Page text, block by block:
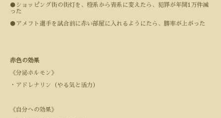
● ショッピング街の街灯を、橙系から青系に変えたら、犯罪が年間 1 万件減
った
● アメフト選手を試合前に赤い部屋に入れるようにたら、勝率が上がった
赤色の効果
《分泌ホルモン》
・アドレナリン（やる気と活力）
《自分への効果》